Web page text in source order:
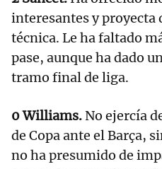
interesantes y proyecta
técnica. Le ha faltado
pase, aunque ha dado
tramo final de liga.
0 Williams. No ejercía
de Copa ante el Barça,
no ha presumido de